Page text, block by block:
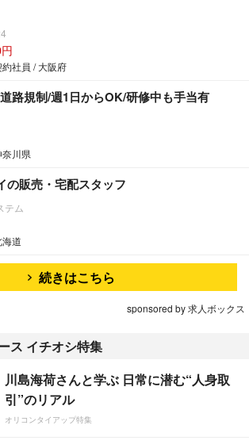
社員 / 大阪府
路規制/週1日からOK/研修中も手当有
川県
の販売・宅配スタッフ
テム
道
続きはこちら
sponsored by 求人ボックス
ス イチオシ特集
川島海荷さんと学ぶ 日常に潜む“人身取
引”のリアル
オリコンタイアップ特集